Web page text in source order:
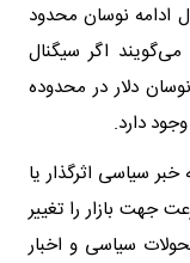
ادامه نوسان محدود
آنها می‌گویند اگر سیگنال
دلار در محدوده
سیاسی اثرگذار یا
جهت بازار را تغییر
سیاسی و اخبار